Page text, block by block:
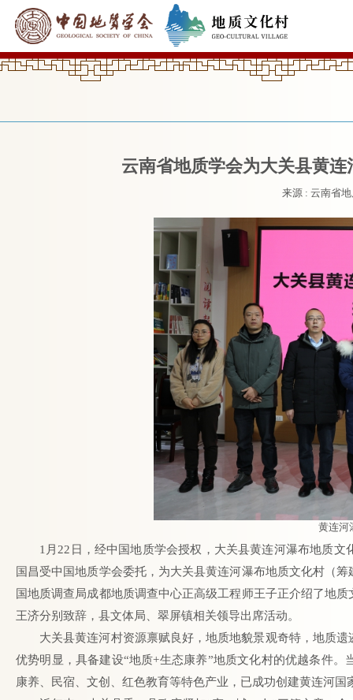
云南省地质学会为大关县黄
来源 : 云南省
黄连河
1月22日，经中国地质学会授权，大关县黄连河瀑布地质
国昌受中国地质学会委托，为大关县黄连河瀑布地质文化村（
国地质调查局成都地质调查中心正高级工程师王子正介绍了地
王济分别致辞，县文体局、翠屏镇相关领导出席活动。
大关县黄连河村资源禀赋良好，地质地貌景观奇特，地质
优势明显，具备建设“地质+生态康养”地质文化村的优越条件
康养、民宿、文创、红色教育等特色产业，已成功创建黄连河国